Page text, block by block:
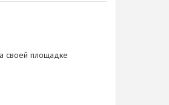
своей площадке